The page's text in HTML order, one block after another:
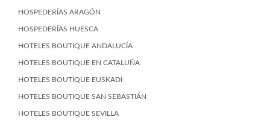
HOSPEDERÍAS ARAGÓN
HOSPEDERÍAS HUESCA
HOTELES BOUTIQUE ANDALUCÍA
HOTELES BOUTIQUE EN CATALUÑA
HOTELES BOUTIQUE EUSKADI
HOTELES BOUTIQUE SAN SEBASTIÁN
HOTELES BOUTIQUE SEVILLA